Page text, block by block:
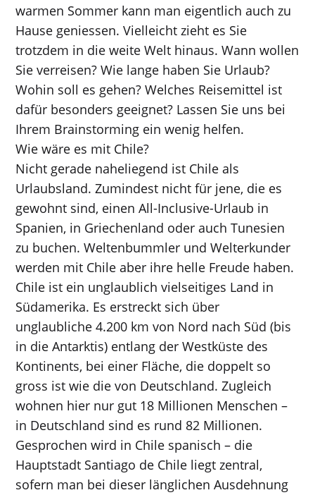
warmen Sommer kann man eigentlich auch zu
Hause geniessen. Vielleicht zieht es Sie
trotzdem in die weite Welt hinaus. Wann wollen
Sie verreisen? Wie lange haben Sie Urlaub?
Wohin soll es gehen? Welches Reisemittel ist
dafür besonders geeignet? Lassen Sie uns bei
Ihrem Brainstorming ein wenig helfen.
Wie wäre es mit Chile?
Nicht gerade naheliegend ist Chile als
Urlaubsland. Zumindest nicht für jene, die es
gewohnt sind, einen All-Inclusive-Urlaub in
Spanien, in Griechenland oder auch Tunesien
zu buchen. Weltenbummler und Welterkunder
werden mit Chile aber ihre helle Freude haben.
Chile ist ein unglaublich vielseitiges Land in
Südamerika. Es erstreckt sich über
unglaubliche 4.200 km von Nord nach Süd (bis
in die Antarktis) entlang der Westküste des
Kontinents, bei einer Fläche, die doppelt so
gross ist wie die von Deutschland. Zugleich
wohnen hier nur gut 18 Millionen Menschen –
in Deutschland sind es rund 82 Millionen.
Gesprochen wird in Chile spanisch – die
Hauptstadt Santiago de Chile liegt zentral,
sofern man bei dieser länglichen Ausdehnung